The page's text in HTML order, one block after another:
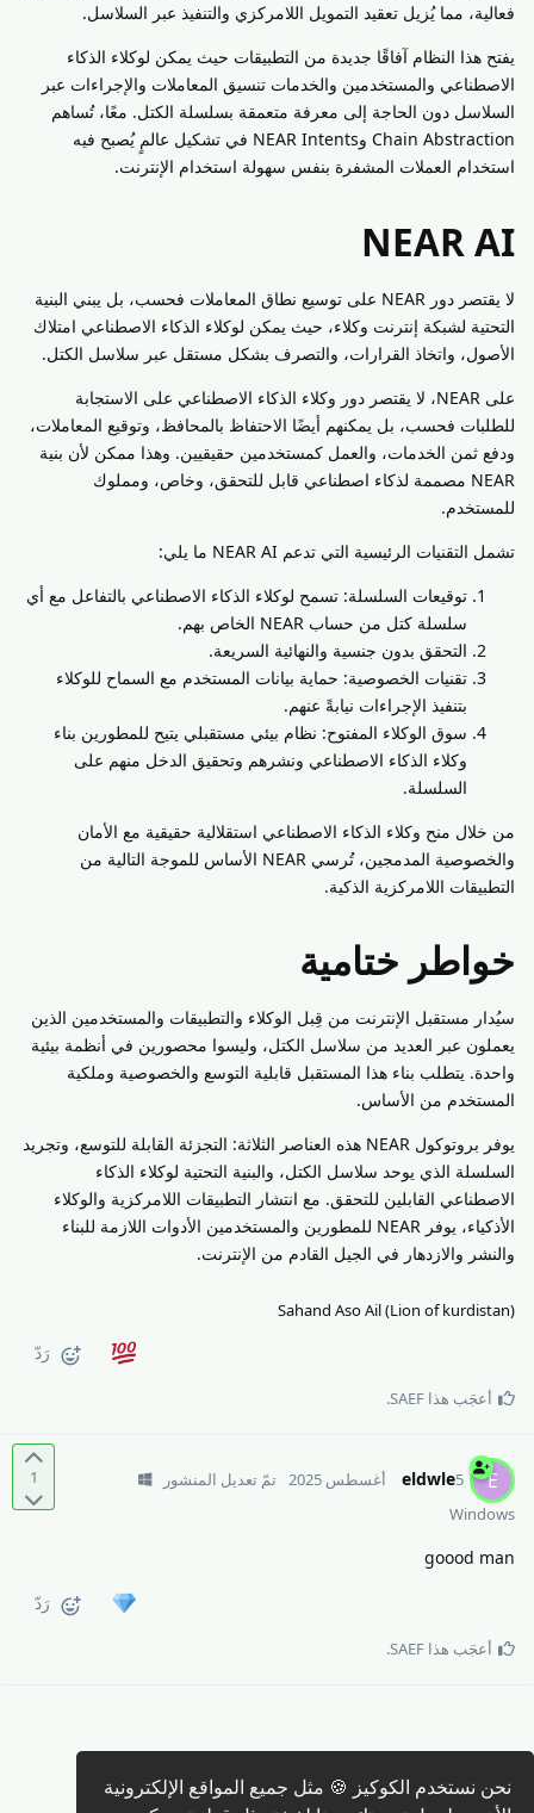
نحن نستخدم الكوكيز 🍪 مثل جميع المواقع الإلكترونية
فعالية، مما يُزيل تعقيد التمويل اللامركزي والتنفيذ عبر السلاسل.
يفتح هذا النظام آفاقًا جديدة من التطبيقات حيث يمكن لوكلاء الذكاء
الاصطناعي والمستخدمين والخدمات تنسيق المعاملات والإجراءات عبر
السلاسل دون الحاجة إلى معرفة متعمقة بسلسلة الكتل. معًا، تُساهم
Chain Abstraction وNEAR Intents في تشكيل عالمٍ يُصبح فيه
استخدام العملات المشفرة بنفس سهولة استخدام الإنترنت.
NEAR AI
لا يقتصر دور NEAR على توسيع نطاق المعاملات فحسب، بل يبني البنية
التحتية لشبكة إنترنت وكلاء، حيث يمكن لوكلاء الذكاء الاصطناعي امتلاك
الأصول، واتخاذ القرارات، والتصرف بشكل مستقل عبر سلاسل الكتل.
على NEAR، لا يقتصر دور وكلاء الذكاء الاصطناعي على الاستجابة
للطلبات فحسب، بل يمكنهم أيضًا الاحتفاظ بالمحافظ، وتوقيع المعاملات،
ودفع ثمن الخدمات، والعمل كمستخدمين حقيقيين. وهذا ممكن لأن بنية
NEAR مصممة لذكاء اصطناعي قابل للتحقق، وخاص، ومملوك
للمستخدم.
تشمل التقنيات الرئيسية التي تدعم NEAR AI ما يلي:
توقيعات السلسلة: تسمح لوكلاء الذكاء الاصطناعي بالتفاعل مع أي
سلسلة كتل من حساب NEAR الخاص بهم.
التحقق بدون جنسية والنهائية السريعة.
تقنيات الخصوصية: حماية بيانات المستخدم مع السماح للوكلاء
بتنفيذ الإجراءات نيابةً عنهم.
سوق الوكلاء المفتوح: نظام بيئي مستقبلي يتيح للمطورين بناء
وكلاء الذكاء الاصطناعي ونشرهم وتحقيق الدخل منهم على
السلسلة.
من خلال منح وكلاء الذكاء الاصطناعي استقلالية حقيقية مع الأمان
والخصوصية المدمجين، تُرسي NEAR الأساس للموجة التالية من
التطبيقات اللامركزية الذكية.
خواطر ختامية
سيُدار مستقبل الإنترنت من قِبل الوكلاء والتطبيقات والمستخدمين الذين
يعملون عبر العديد من سلاسل الكتل، وليسوا محصورين في أنظمة بيئية
واحدة. يتطلب بناء هذا المستقبل قابلية التوسع والخصوصية وملكية
المستخدم من الأساس.
يوفر بروتوكول NEAR هذه العناصر الثلاثة: التجزئة القابلة للتوسع، وتجريد
السلسلة الذي يوحد سلاسل الكتل، والبنية التحتية لوكلاء الذكاء
الاصطناعي القابلين للتحقق. مع انتشار التطبيقات اللامركزية والوكلاء
الأذكياء، يوفر NEAR للمطورين والمستخدمين الأدوات اللازمة للبناء
والنشر والازدهار في الجيل القادم من الإنترنت.
Sahand Aso Ail (Lion of kurdistan)
رَدّ
أعجَب هذا SAEF
.
1 E
eldwle5 أغسطس 2025
تمّ تعديل المنشور
Windows
goood man
رَدّ
أعجَب هذا SAEF
.
كتابة رد 🖊️